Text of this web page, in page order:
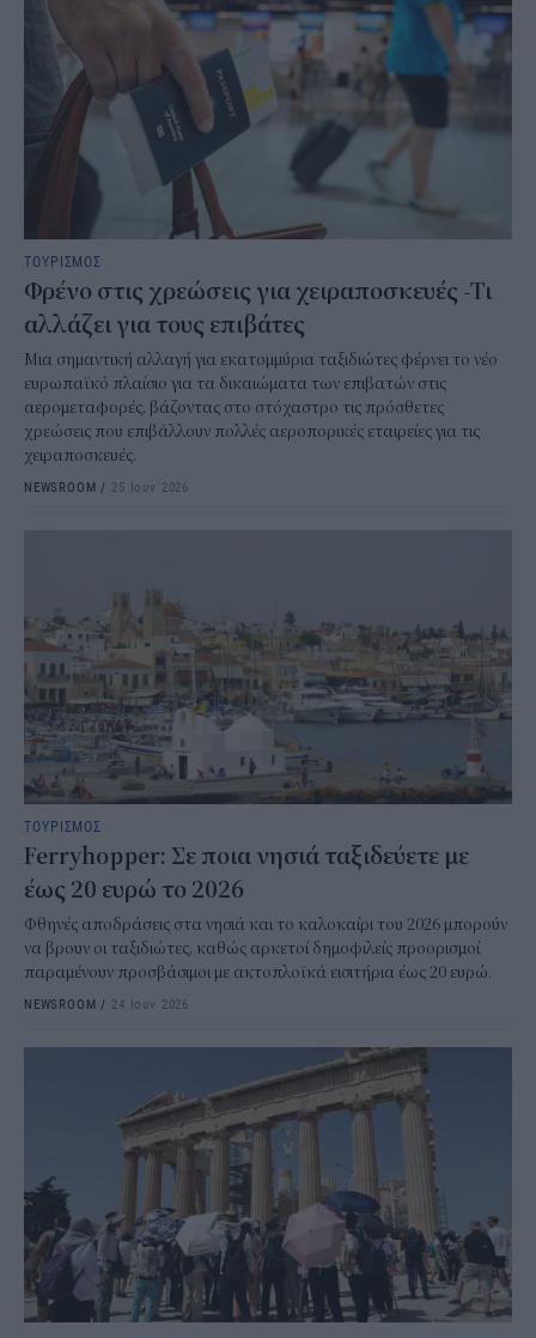
ΤΟΥΡΙΣΜΟΣ
Φρένο στις χρεώσεις για χειραποσκευές -Τι
αλλάζει για τους επιβάτες
Μια σημαντική αλλαγή για εκατομμύρια ταξιδιώτες φέρνει το νέο
ευρωπαϊκό πλαίσιο για τα δικαιώματα των επιβατών στις
αερομεταφορές, βάζοντας στο στόχαστρο τις πρόσθετες
χρεώσεις που επιβάλλουν πολλές αεροπορικές εταιρείες για τις
χειραποσκευές.
NEWSROOM / 25 Ιουν 2026
ΤΟΥΡΙΣΜΟΣ
Ferryhopper: Σε ποια νησιά ταξιδεύετε με
έως 20 ευρώ το 2026
Φθηνές αποδράσεις στα νησιά και το καλοκαίρι του 2026 μπορούν
να βρουν οι ταξιδιώτες, καθώς αρκετοί δημοφιλείς προορισμοί
παραμένουν προσβάσιμοι με ακτοπλοϊκά εισιτήρια έως 20 ευρώ.
NEWSROOM / 24 Ιουν 2026